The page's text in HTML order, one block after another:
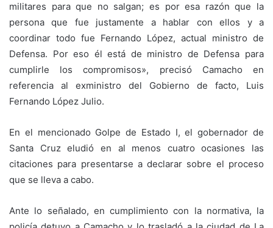
militares para que no salgan; es por esa razón que la
persona que fue justamente a hablar con ellos y a
coordinar todo fue Fernando López, actual ministro de
Defensa. Por eso él está de ministro de Defensa para
cumplirle los compromisos», precisó Camacho en
referencia al exministro del Gobierno de facto, Luis
Fernando López Julio.
En el mencionado Golpe de Estado I, el gobernador de
Santa Cruz eludió en al menos cuatro ocasiones las
citaciones para presentarse a declarar sobre el proceso
que se lleva a cabo.
Ante lo señalado, en cumplimiento con la normativa, la